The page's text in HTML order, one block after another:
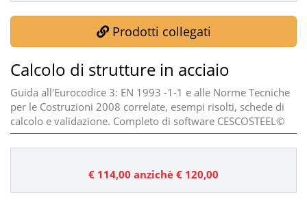
Prodotti collegati
Calcolo di strutture in acciaio
Guida all'Eurocodice 3: EN 1993 -1-1 e alle Norme Tecniche
per le Costruzioni 2008 correlate, esempi risolti, schede di
calcolo e validazione. Completo di software CESCOSTEEL©
€ 114,00 anzichè € 120,00